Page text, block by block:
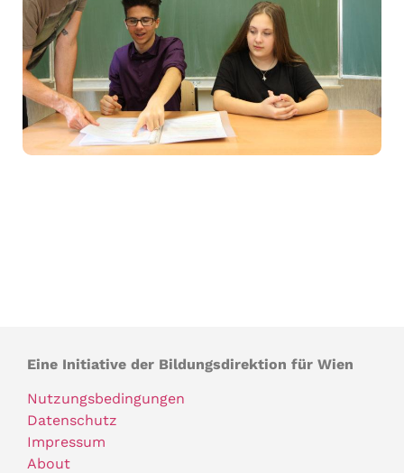
Eine Initiative der Bildungsdirektion für Wien
Nutzungsbedingungen
Datenschutz
Impressum
About